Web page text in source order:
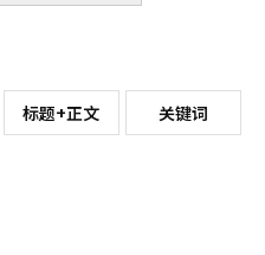
标题+正文 关键词